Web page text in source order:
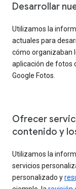
Desarrollar
Utilizamos la
actuales para
cómo organizaban
aplicación de fotos
Google Fotos.
Ofrecer
contenido y
Utilizamos la
servicios
personalizado y